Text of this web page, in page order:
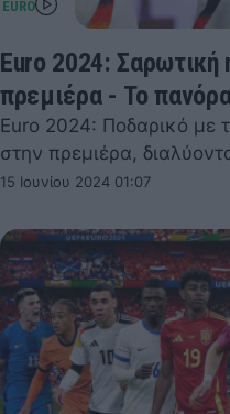
Euro 2024: Σαρωτική
πρεμιέρα - Το
Euro 2024: Ποδαρικό με
στην πρεμιέρα,
15 Ιουνίου 2024 01:07